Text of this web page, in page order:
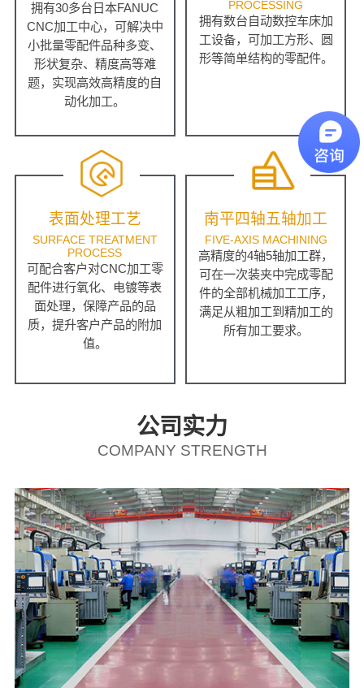
拥有30多台日本FANUC
CNC加工中心，可解决中
小批量零配件品种多变、
形状复杂、精度高等难
题，实现高效高精度的自
动化加工。
PROCESSING
拥有数台自动数控车床加
工设备，可加工方形、圆
形等简单结构的零配件。
表面处理工艺
SURFACE TREATMENT
PROCESS
可配合客户对CNC加工零
配件进行氧化、电镀等表
面处理，保障产品的品
质，提升客户产品的附加
值。
南平四轴五轴加工
FIVE-AXIS MACHINING
高精度的4轴5轴加工群，
可在一次装夹中完成零配
件的全部机械加工工序，
满足从粗加工到精加工的
所有加工要求。
公司实力
COMPANY STRENGTH